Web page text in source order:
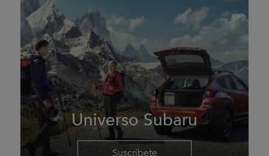
Universo Subaru
Suscríbete